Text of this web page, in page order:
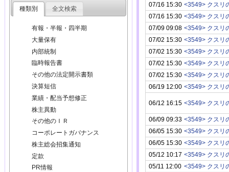
07/16 15:30
07/16 15:30
07/09 09:08
07/02 15:30
07/02 15:30
07/02 15:30
07/02 15:30
06/19 12:00
06/12 16:15
06/09 09:33
06/05 15:30
06/05 15:30
05/12 10:17
05/11 12:00
種類別 全文検索
有報・半報・四半期
大量保有
内部統制
臨時報告書
その他の法定開示書類
決算短信
業績・配当予想修正
株主異動
その他のＩＲ
コーポレートガバナンス
株主総会招集通知
定款
PR情報